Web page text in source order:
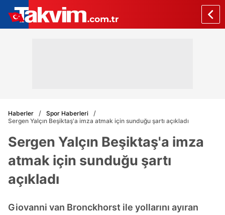
Haberler
Spor Haberleri
Sergen Yalçın Beşiktaş'a imza atmak için sunduğu şartı açıkladı
Sergen Yalçın Beşiktaş'a imza
atmak için sunduğu şartı
açıkladı
Giovanni van Bronckhorst ile yollarını ayıran